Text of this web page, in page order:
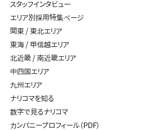
スタッフインタビュー
エリア別採用特集ページ
関東 / 東北エリア
東海 / 甲信越エリア
北近畿 / 南近畿エリア
中四国エリア
九州エリア
ナリコマを知る
数字で見るナリコマ
カンパニープロフィール（PDF）